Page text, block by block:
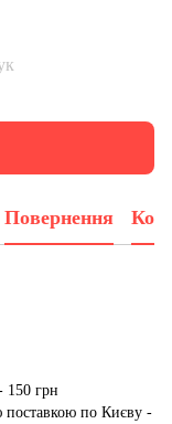
Повернення
150 грн
поставкою по Києву -